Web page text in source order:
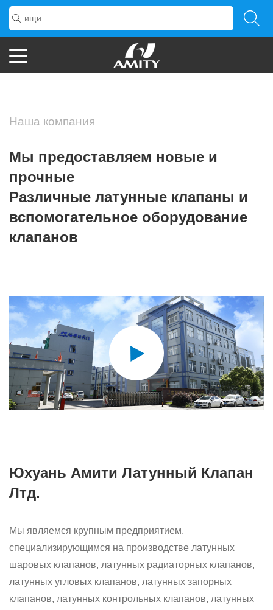
Наша компания
Мы предоставляем новые и
прочные
Различные латунные клапаны и
вспомогательное оборудование
клапанов
Юхуань Амити Латунный Клапан
Лтд.
Мы являемся крупным предприятием,
специализирующимся на производстве латунных
шаровых клапанов, латунных радиаторных клапанов,
латунных угловых клапанов, латунных запорных
клапанов, латунных контрольных клапанов, латунных